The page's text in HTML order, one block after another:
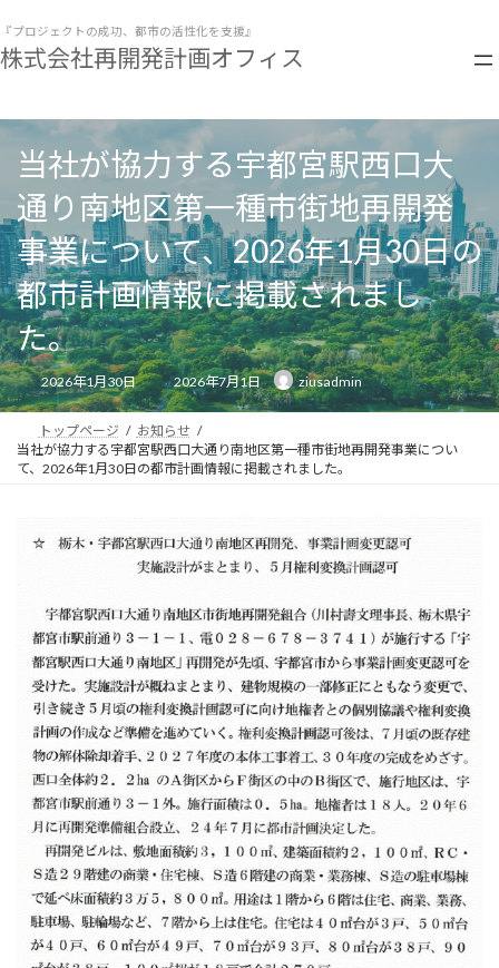
ン
テ
へ
ビ
ゲ
ョ
『プロジェクトの成功、都市の活性化を支援』
株式会社再開発計画オフィス
当社が協力する宇都宮駅西口大
通り南地区第一種市街地再開発
事業について、2026年1月30日の
都市計画情報に掲載されまし
た。
2026年1月30日
最
終
更
新
日
時
:
2026年7月1日 ziusadmin
トップページ
お知らせ
当社が協力する宇都宮駅西口大通り南地区第一種市街地再開発事業につい
て、2026年1月30日の都市計画情報に掲載されました。